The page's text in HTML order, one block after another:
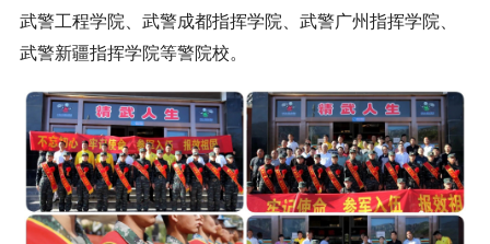
武警工程学院、武警成都指挥学院、武警广州指挥学院、
武警新疆指挥学院等警院校。